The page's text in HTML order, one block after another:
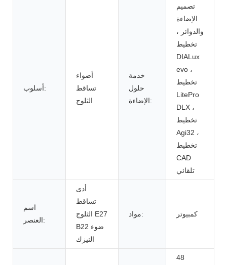
أسلوب:
أضواء
تساقط
الثلوج
خدمة
حلول
الإضاءة:
تصميم
الإضاءة
والدوائر ،
تخطيط
DIALux
evo ،
تخطيط
LitePro
DLX ،
تخطيط
Agi32 ،
تخطيط
CAD
تلقائي
اسم
العنصر:
أدى
تساقط
الثلوج E27
B22 ضوء
النيزك
مواد: كمبيوتر
48